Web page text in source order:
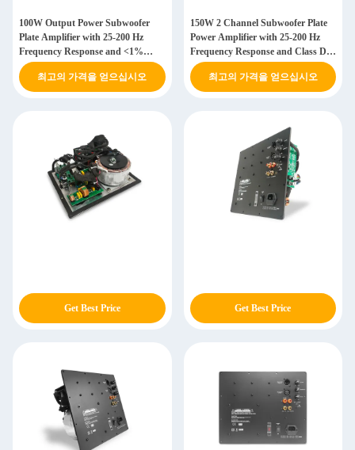
100W Output Power Subwoofer
Plate Amplifier with 25-200 Hz
Frequency Response and <1%
Total Harmonic Distortion
최고의 가격을 얻으십시오
150W 2 Channel Subwoofer Plate
Power Amplifier with 25-200 Hz
Frequency Response and Class D
Technology
최고의 가격을 얻으십시오
Get Best Price Get Best Price